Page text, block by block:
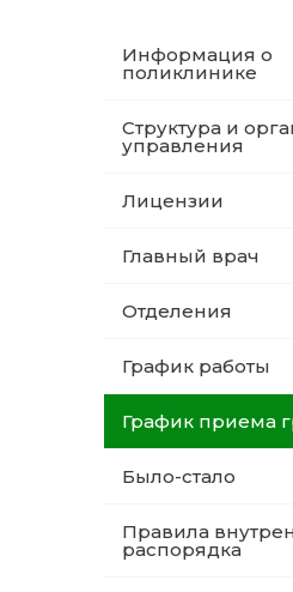
Информация о
поликлинике
Структура и
управления
Лицензии
Главный врач
Отделения
График работы
График приема
Было-стало
Правила
распорядка